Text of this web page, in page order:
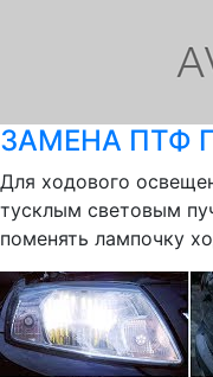
ЗАМЕНА ПТФ
Для ходового
тусклым световым
поменять лампочку